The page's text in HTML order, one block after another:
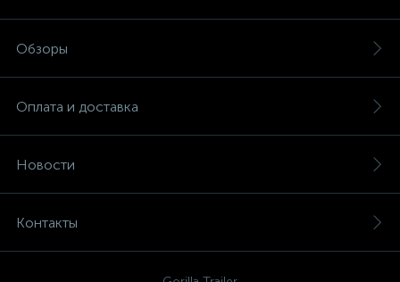
Обзоры
Оплата и доставка
Новости
Контакты